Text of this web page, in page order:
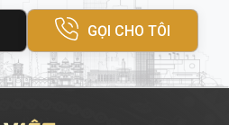
phòng đại diện:
(phù hợp văn phòng
GỌI CHO TÔI